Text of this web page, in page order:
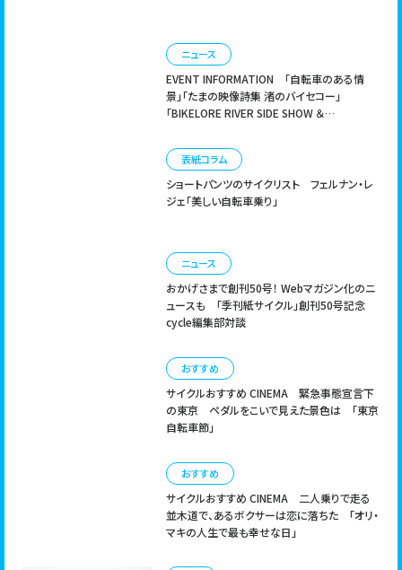
ニュース
EVENT INFORMATION 「自転車のある情
景」「たまの映像詩集 渚のバイセコー」
「BIKELORE RIVER SIDE SHOW ＆
表紙コラム
ショートパンツのサイクリスト フェルナン・レ
ジェ「美しい自転車乗り」
ニュース
おかげさまで創刊50号！ Webマガジン化のニ
ュースも 「季刊紙サイクル」創刊50号記念
cycle編集部対談
おすすめ
サイクルおすすめ CINEMA 緊急事態宣言下
の東京 ペダルをこいで見えた景色は 「東京
自転車節」
おすすめ
サイクルおすすめ CINEMA 二人乗りで走る
並木道で、あるボクサーは恋に落ちた 「オリ・
マキの人生で最も幸せな日」